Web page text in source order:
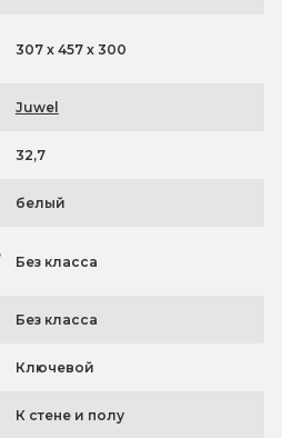
307 x 457 x 300
Juwel
32,7
белый
Без класса
Без класса
Ключевой
К стене и полу